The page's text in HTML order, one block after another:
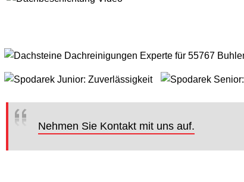
Nehmen Sie Kontakt mit uns auf.